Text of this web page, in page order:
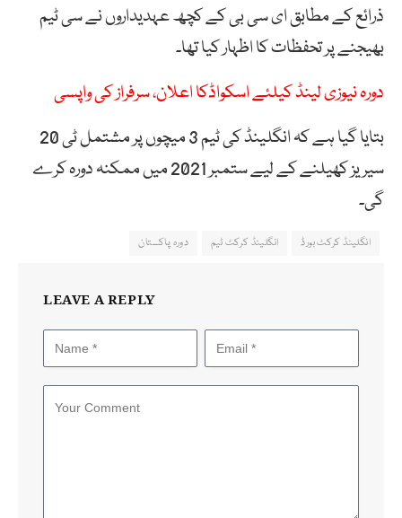
ذرائع کے مطابق ای سی بی کے کچھ عہدیداروں نے سی ٹیم
بھیجنے پر تحفظات کا اظہار کیا تھا۔
دورہ نیوزی لینڈ کیلئے اسکواڈکا اعلان، سرفراز کی واپسی
بتایا گیا ہے کہ انگلینڈ کی ٹیم 3 میچوں پر مشتمل ٹی 20
سیریز کھیلنے کے لیے ستمبر 2021 میں ممکنہ دورہ کرے
گی۔
انگلینڈ کرکٹ بورڈ انگلینڈ کرکٹ ٹیم دورہ پاکستان
LEAVE A REPLY